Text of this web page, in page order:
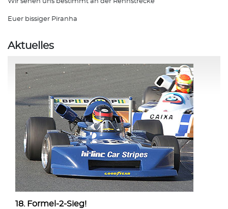
Euer bissiger Piranha
Aktuelles
18. Formel-2-Sieg!